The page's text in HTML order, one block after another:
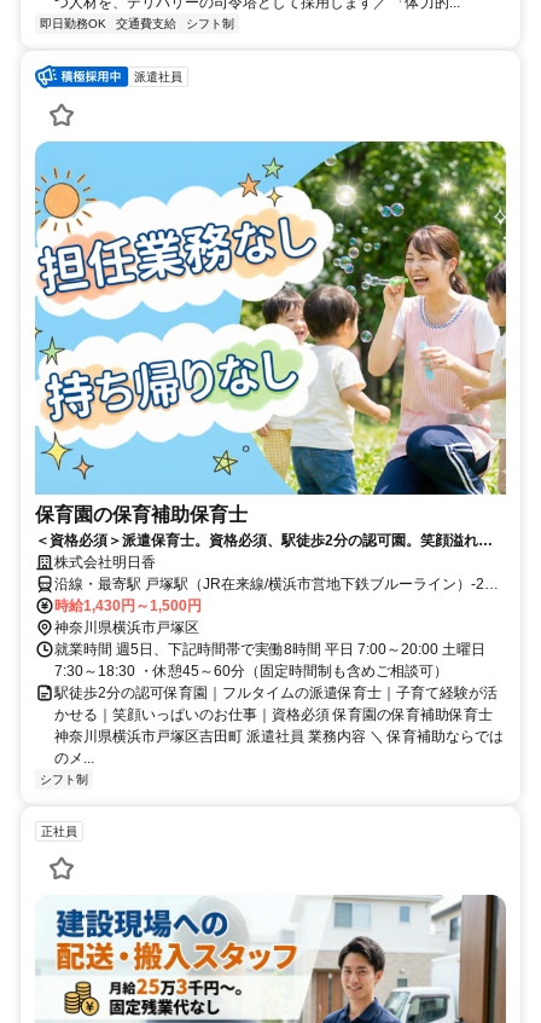
即日勤務OK 交通費支給 シフト制
派遣社員
保育園の保育補助保育士
＜資格必須＞派遣保育士。資格必須、駅徒歩2分の認可園。笑顔溢れる
職場で子育て経験を活かせるフルタイムのお仕事
株式会社明日香
沿線・最寄駅 戸塚駅（JR在来線/横浜市営地下鉄ブルーライン）-2分
戸塚駅（JR在来線）-3分踊場駅（横浜市営地下鉄ブルーライン）-22
分
時給1,430円～1,500円
神奈川県横浜市戸塚区
就業時間 週5日、下記時間帯で実働8時間 平日 7:00～20:00 土曜日
7:30～18:30 ・休憩45～60分（固定時間制も含めご相談可）
駅徒歩2分の認可保育園｜フルタイムの派遣保育士｜子育て経験が活
かせる｜笑顔いっぱいのお仕事｜資格必須 保育園の保育補助保育士
神奈川県横浜市戸塚区吉田町 派遣社員 業務内容 ＼ 保育補助ならでは
のメ...
シフト制
正社員